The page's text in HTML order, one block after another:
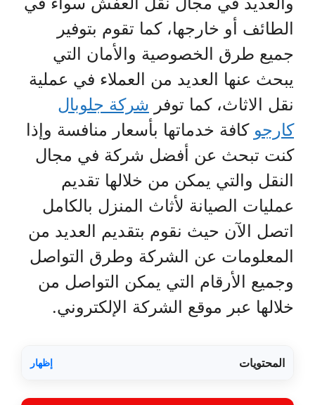
الطائف أو خارجها، كما تقوم بتوفير
جميع طرق الخصوصية والأمان التي
يبحث عنها العديد من العملاء في عملية
نقل الاثاث، كما توفر شركة جلوبال
كارجو كافة خدماتها بأسعار منافسة وإذا
كنت تبحث عن أفضل شركة في مجال
النقل والتي يمكن من خلالها تقديم
عمليات الصيانة لأثاث المنزل بالكامل
اتصل الآن حيث نقوم بتقديم العديد من
المعلومات عن الشركة وطرق التواصل
وجميع الأرقام التي يمكن التواصل من
خلالها عبر موقع الشركة الإلكتروني.
المحتويات إظهار